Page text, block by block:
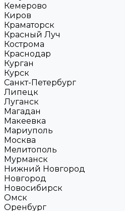
Кемерово
Киров
Краматорск
Красный Луч
Кострома
Краснодар
Курган
Курск
Санкт-Петербург
Липецк
Луганск
Магадан
Макеевка
Мариуполь
Москва
Мелитополь
Мурманск
Нижний Новгород
Новгород
Новосибирск
Омск
Оренбург